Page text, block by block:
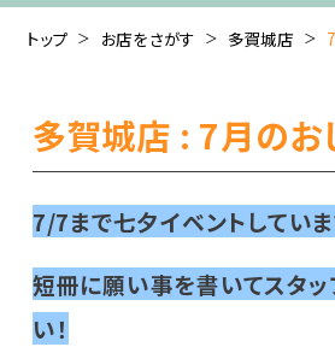
トップ お店をさがす 多賀城店
多賀城店 : 7月のお
7/7まで七夕イベントしてい
短冊に願い事を書いてスタッ
い！